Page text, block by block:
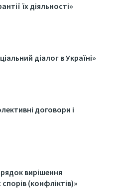
їх діяльності»
діалог в Україні»
договори і
вирішення
(конфліктів)»